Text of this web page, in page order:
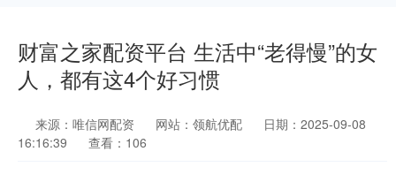
财富之家配资平台 生活中“老得慢”的女
人，都有这4个好习惯
来源：唯信网配资 网站：领航优配
日期：2025-09-08
16:16:39
查看：106